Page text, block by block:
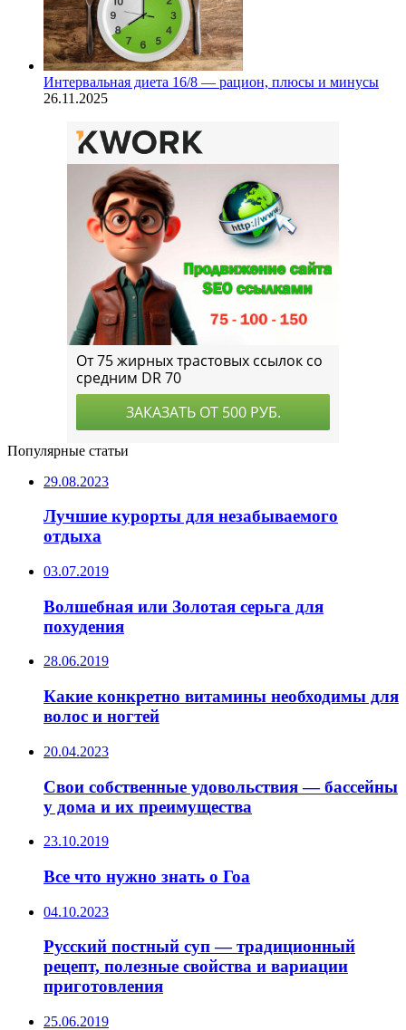
Интервальная диета 16/8 — рацион, плюсы и минусы
26.11.2025
Популярные статьи
29.08.2023
Лучшие курорты для незабываемого
отдыха
03.07.2019
Волшебная или Золотая серьга для
похудения
28.06.2019
Какие конкретно витамины необходимы для
волос и ногтей
20.04.2023
Свои собственные удовольствия — бассейны
у дома и их преимущества
23.10.2019
Все что нужно знать о Гоа
04.10.2023
Русский постный суп — традиционный
рецепт, полезные свойства и вариации
приготовления
25.06.2019